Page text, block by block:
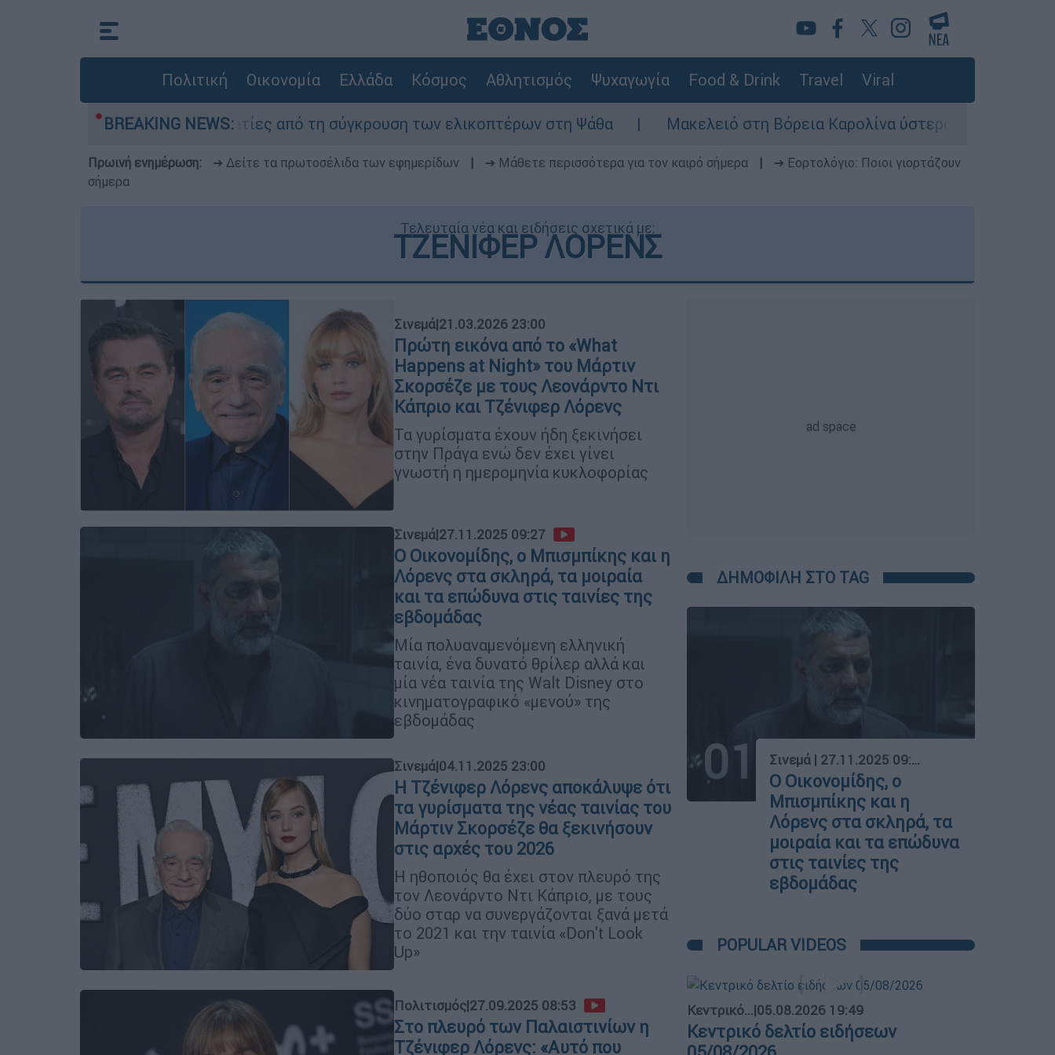
Πολιτική Οικονομία Ελλάδα Κόσμος Αθλητισμός Ψυχαγωγία Food & Drink Travel Viral
BREAKING NEWS:
οι δύο τραυματίες από τη σύγκρουση των ελικοπτέρων στη Ψάθα Μακελειό στη Βόρεια Καρολίνα ύστερα από πυροβολισμούς:
Πρωινή ενημέρωση: ➔ Δείτε τα πρωτοσέλιδα των εφημερίδων ➔ Μάθετε περισσότερα για τον καιρό σήμερα
➔ Εορτολόγιο: Ποιοι γιορτάζουν
σήμερα
Τελευταία νέα και ειδήσεις σχετικά με:
ΤΖΕΝΙΦΕΡ ΛΟΡΕΝΣ
Σινεμά|21.03.2026 23:00
Πρώτη εικόνα από το «What
Happens at Night» του Μάρτιν
Σκορσέζε με τους Λεονάρντο Ντι
Κάπριο και Τζένιφερ Λόρενς
Τα γυρίσματα έχουν ήδη ξεκινήσει
στην Πράγα ενώ δεν έχει γίνει
γνωστή η ημερομηνία κυκλοφορίας
Σινεμά|27.11.2025 09:27
Ο Οικονομίδης, ο Μπισμπίκης και η
Λόρενς στα σκληρά, τα μοιραία
και τα επώδυνα στις ταινίες της
εβδομάδας
Μία πολυαναμενόμενη ελληνική
ταινία, ένα δυνατό θρίλερ αλλά και
μία νέα ταινία της Walt Disney στο
κινηματογραφικό «μενού» της
εβδομάδας
Σινεμά|04.11.2025 23:00
Η Τζένιφερ Λόρενς αποκάλυψε ότι
τα γυρίσματα της νέας ταινίας του
Μάρτιν Σκορσέζε θα ξεκινήσουν
στις αρχές του 2026
Η ηθοποιός θα έχει στον πλευρό της
τον Λεονάρντο Ντι Κάπριο, με τους
δύο σταρ να συνεργάζονται ξανά μετά
το 2021 και την ταινία «Don't Look
Up»
Πολιτισμός|27.09.2025 08:53
Στο πλευρό των Παλαιστινίων η
Τζένιφερ Λόρενς: «Αυτό που
ΔΗΜΟΦΙΛΗ ΣΤΟ TAG
01 Σινεμά | 27.11.2025 09:27
Ο Οικονομίδης, ο
Μπισμπίκης και η
Λόρενς στα σκληρά, τα
μοιραία και τα επώδυνα
στις ταινίες της
εβδομάδας
POPULAR VIDEOS
Κεντρικό...|05.08.2026 19:49
Κεντρικό δελτίο ειδήσεων